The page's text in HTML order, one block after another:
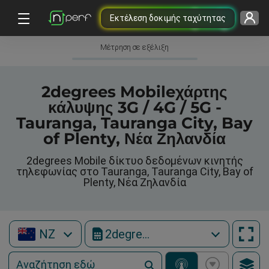
Εκτέλεση δοκιμής ταχύτητας
Μέτρηση σε εξέλιξη
2degrees Mobileχάρτης
κάλυψης 3G / 4G / 5G -
Tauranga, Tauranga City, Bay
of Plenty, Νέα Ζηλανδία
2degrees Mobile δίκτυο δεδομένων κινητής
τηλεφωνίας στο Tauranga, Tauranga City, Bay of
Plenty, Νέα Ζηλανδία
NZ 2degrees Mobile